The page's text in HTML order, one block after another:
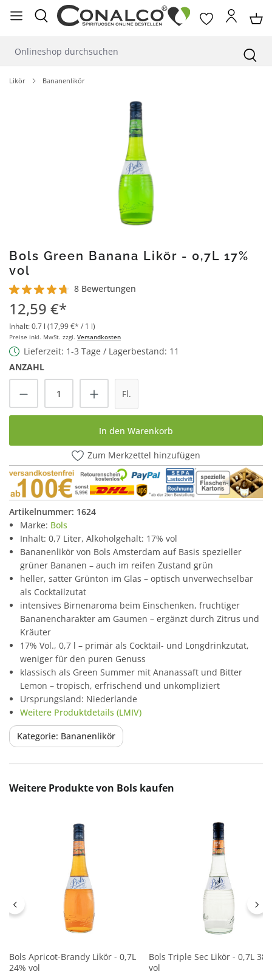
springen
Likör Bananenlikör
Bols Green Banana Likör - 0,7L 17%
vol
Durchschnittliche Bewertung von 4.7 von 5 Sternen
8 Bewertungen
12,59 €*
Inhalt:0.7 l (17,99 €* / 1 l)
Preise inkl. MwSt. zzgl. Versandkosten
Lieferzeit: 1-3 Tage / Lagerbestand: 11
ANZAHL
Produkt Anzahl: Gib den gewünschten
Fl.
In den Warenkorb
Zum Merkzettel hinzufügen
Artikelnummer: 1624
Marke: Bols
Inhalt: 0,7 Liter, Alkoholgehalt: 17% vol
Bananenlikör von Bols Amsterdam auf Basis spezieller
grüner Bananen – auch im reifen Zustand grün
heller, satter Grünton im Glas – optisch unverwechselbar
als Cocktailzutat
intensives Birnenaroma beim Einschenken, fruchtiger
Bananencharakter am Gaumen – ergänzt durch Zitrus und
Kräuter
17% Vol., 0,7 l – primär als Cocktail- und Longdrinkzutat,
weniger für den puren Genuss
klassisch als Green Summer mit Ananassaft und Bitter
Lemon – tropisch, erfrischend und unkompliziert
Ursprungsland: Niederlande
Weitere Produktdetails (LMIV)
Kategorie: Bananenlikör
Produktgalerie überspringen
Weitere Produkte von Bols kaufen
Bols Apricot-Brandy Likör - 0,7L
24% vol
Bols Triple Sec Likör - 0,7L
vol